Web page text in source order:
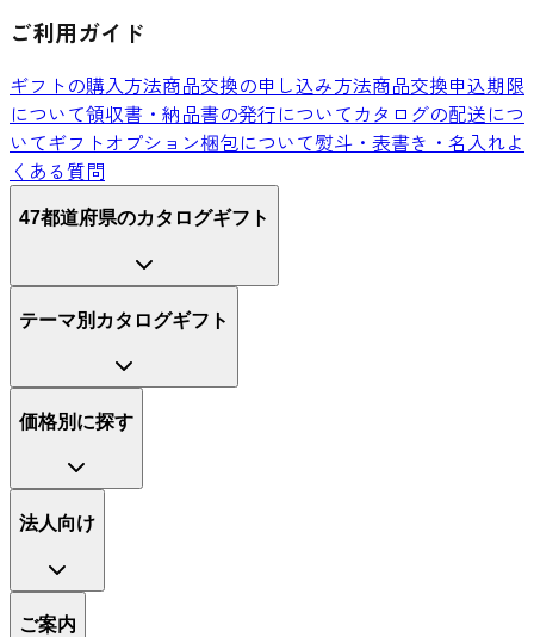
ご利用ガイド
ギフトの購入方法商品交換の申し込み方法商品交換申込期限
について領収書・納品書の発行についてカタログの配送につ
いてギフトオプション梱包について熨斗・表書き・名入れよ
くある質問
47都道府県のカタログギフト
テーマ別カタログギフト
価格別に探す
法人向け
ご案内